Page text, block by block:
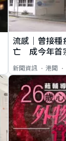
流感｜曾接種
亡 成今年首
新聞資訊 港聞